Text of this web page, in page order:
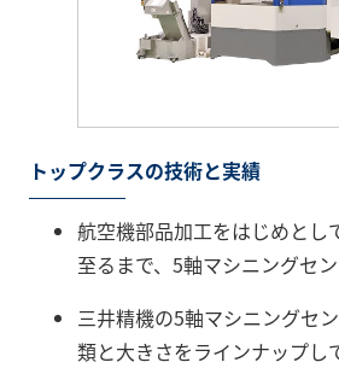
トップクラスの技術と実績
航空機部品加工をはじめとし
至るまで、5軸マシニングセ
三井精機の5軸マシニングセ
類と大きさをラインナップし